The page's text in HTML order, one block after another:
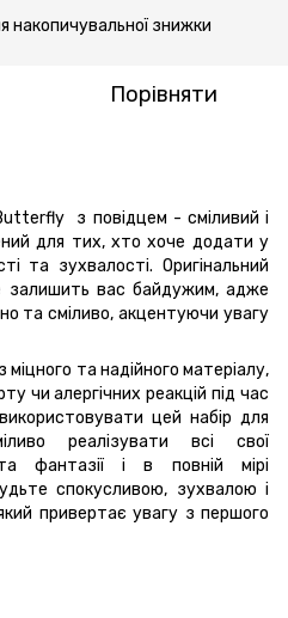
накопичувальної знижки
Порівняти
з повідцем - сміливий і
для тих, хто хоче додати у
та зухвалості. Оригінальний
залишить вас байдужим, адже
та сміливо, акцентуючи увагу
міцного та надійного матеріалу,
чи алергічних реакцій під час
цей набір для
реалізувати всі свої
фантазії і в повній мірі
спокусливою, зухвалою і
привертає увагу з першого